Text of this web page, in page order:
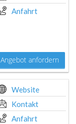
Anfahrt
Angebot anfordern
Website
Kontakt
Anfahrt